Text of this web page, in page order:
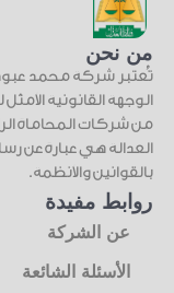
من نحن
تُعتبر شركة محمد عبود
الوجهة القانونية
من شركات المحاماة
العدالة هي عبارة عن
بالقوانين والأنظمة.
روابط مفيدة
عن الشركة
الأسئلة الشائعة